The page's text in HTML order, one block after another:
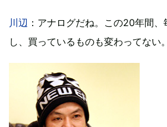
川辺 ：アナログだね。この20年間、
し、買っているものも変わってない。